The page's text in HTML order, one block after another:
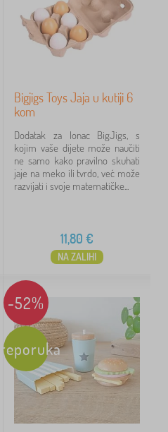
Bigjigs Toys Jaja u kutiji 6
kom
Dodatak za lonac BigJigs, s
kojim vaše dijete može naučiti
ne samo kako pravilno skuhati
jaje na meko ili tvrdo, već može
razvijati i svoje matematičke...
11,80 €
NA ZALIHI
-52%
Preporuka